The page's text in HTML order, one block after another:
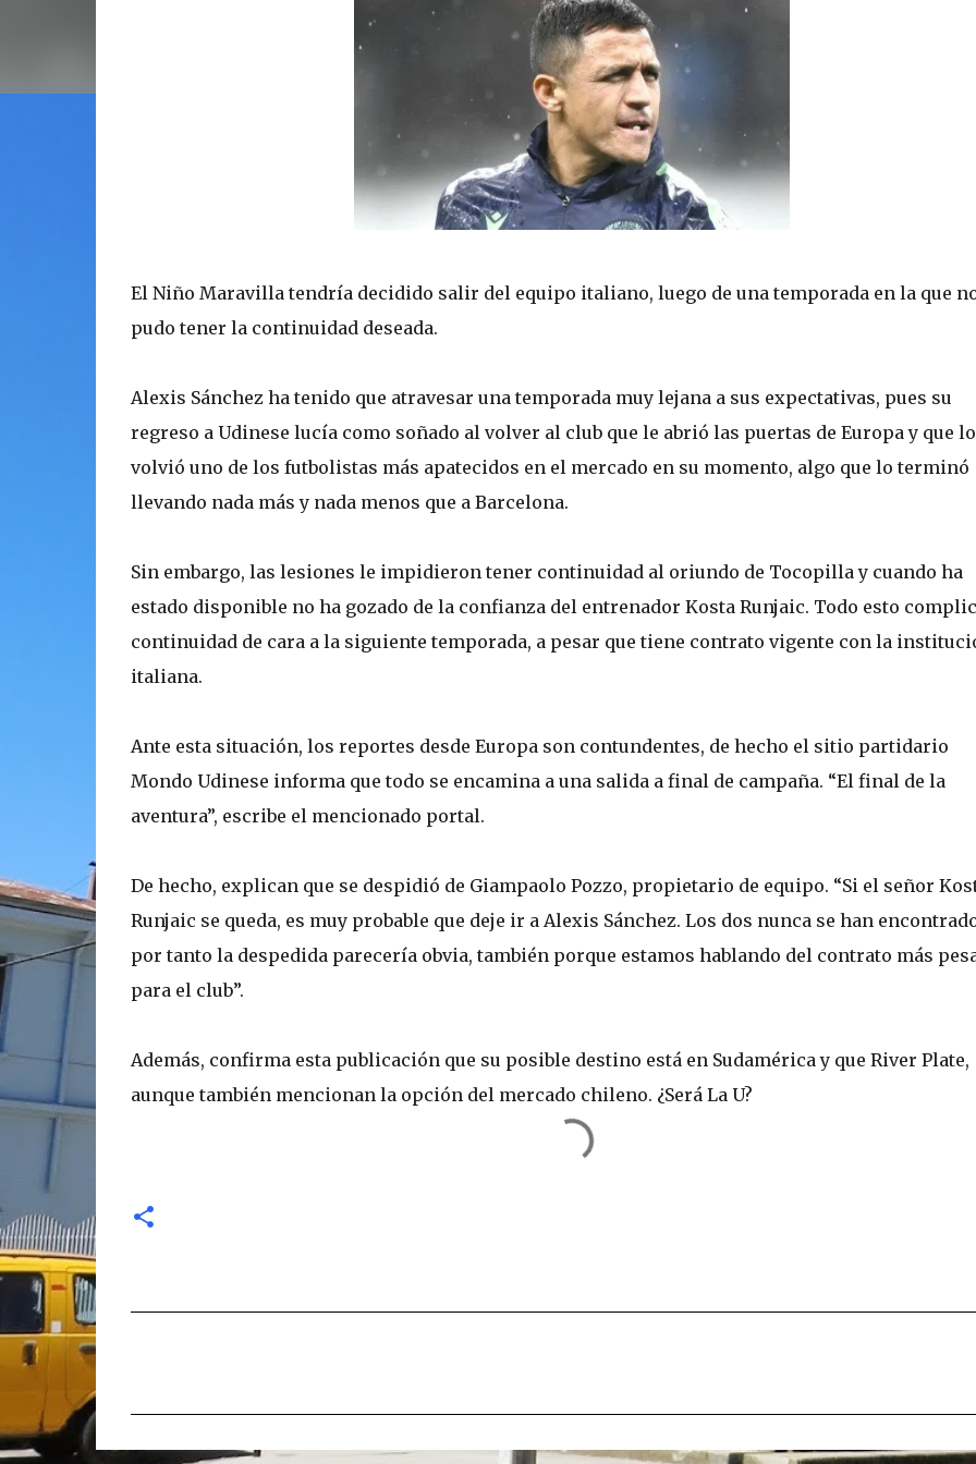
El Niño Maravilla tendría decidido salir del equipo italiano, luego de una temporada en la que
pudo tener la continuidad deseada.
Alexis Sánchez ha tenido que atravesar una temporada muy lejana a sus expectativas, pues su
regreso a Udinese lucía como soñado al volver al club que le abrió las puertas de Europa y que lo
volvió uno de los futbolistas más apatecidos en el mercado en su momento, algo que lo terminó
llevando nada más y nada menos que a Barcelona.
Sin embargo, las lesiones le impidieron tener continuidad al oriundo de Tocopilla y cuando ha
estado disponible no ha gozado de la confianza del entrenador Kosta Runjaic. Todo esto
continuidad de cara a la siguiente temporada, a pesar que tiene contrato vigente con la
italiana.
Ante esta situación, los reportes desde Europa son contundentes, de hecho el sitio partidario
Mondo Udinese informa que todo se encamina a una salida a final de campaña. “El final de la
aventura”, escribe el mencionado portal.
De hecho, explican que se despidió de Giampaolo Pozzo, propietario de equipo. “Si el señor
Runjaic se queda, es muy probable que deje ir a Alexis Sánchez. Los dos nunca se han
por tanto la despedida parecería obvia, también porque estamos hablando del contrato más
para el club”.
Además, confirma esta publicación que su posible destino está en Sudamérica y que River Plate,
aunque también mencionan la opción del mercado chileno. ¿Será La U?